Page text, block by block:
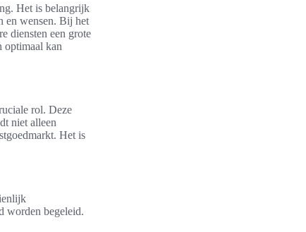
Het is belangrijk
en wensen. Bij het
diensten een grote
optimaal kan
rol. Deze
niet alleen
Het is
worden begeleid.